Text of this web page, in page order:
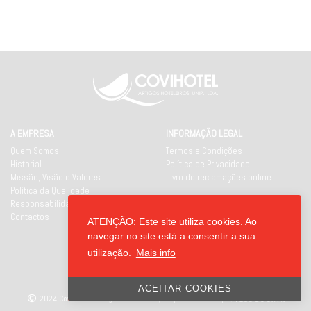
ATENÇÃO: Este site utiliza cookies. Ao
navegar no site está a consentir a sua
utilização.
Mais info
ACEITAR COOKIES
A EMPRESA
Quem Somos
Historial
Missão, Visão e Valores
Política da Qualidade
Responsabilidade Social
Contactos
INFORMAÇÃO LEGAL
Termos e Condições
Política de Privacidade
Livro de reclamações online
REDES SOCIAIS
2024 Covihotel - Artigos Hoteleiros, Unipessoal Lda